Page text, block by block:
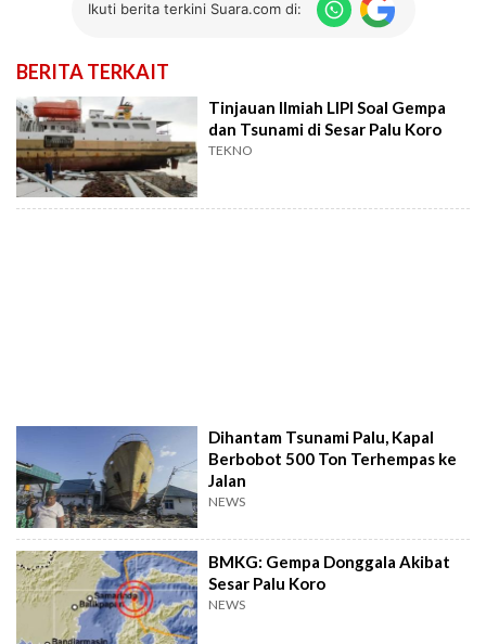
Ikuti berita terkini Suara.com di:
BERITA TERKAIT
Tinjauan Ilmiah LIPI Soal Gempa
dan Tsunami di Sesar Palu Koro
TEKNO
Dihantam Tsunami Palu, Kapal
Berbobot 500 Ton Terhempas ke
Jalan
NEWS
BMKG: Gempa Donggala Akibat
Sesar Palu Koro
NEWS